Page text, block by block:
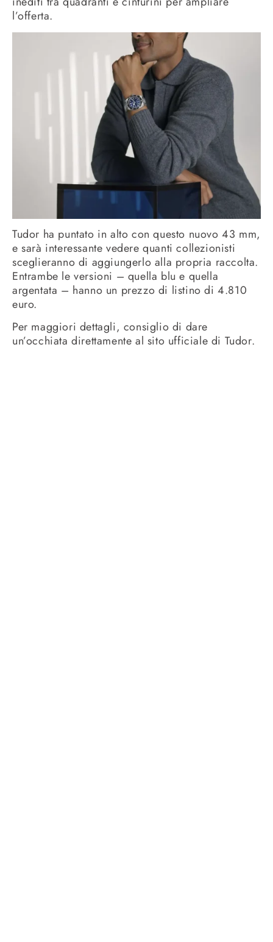
l’offerta.
Tudor ha puntato in alto con questo nuovo 43 mm,
e sarà interessante vedere quanti collezionisti
sceglieranno di aggiungerlo alla propria raccolta.
Entrambe le versioni – quella blu e quella
argentata – hanno un prezzo di listino di 4.810
euro.
Per maggiori dettagli, consiglio di dare
un’occhiata direttamente al sito ufficiale di Tudor.